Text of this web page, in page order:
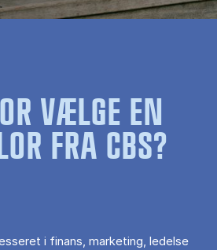
VÆLGE EN
FRA CBS?
i finans, marketing, ledelse